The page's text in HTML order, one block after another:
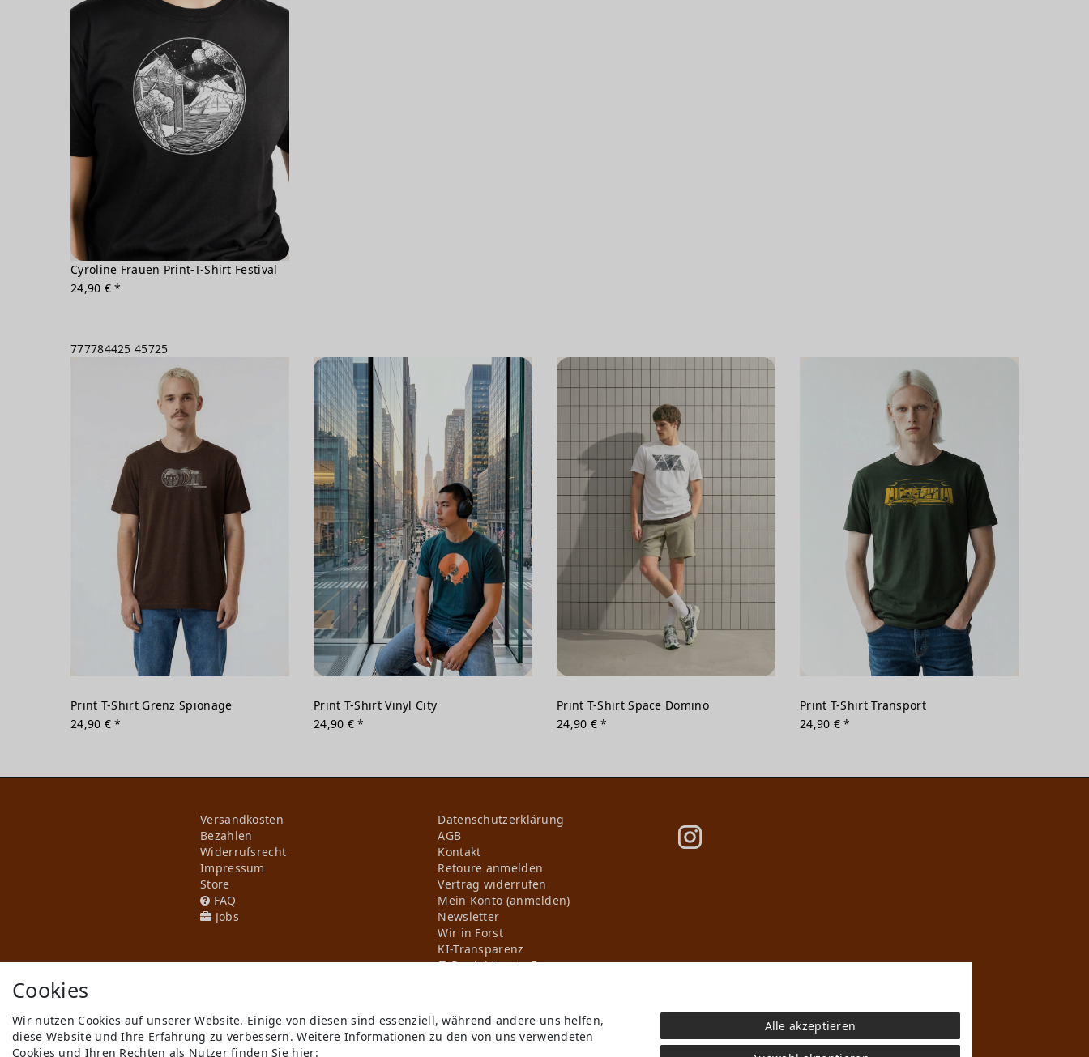
Cyroline Frauen Print-T-Shirt Festival
24,90 € *
777784425 45725
Print T-Shirt Grenz Spionage
24,90 € *
Print T-Shirt Vinyl City
24,90 € *
Print T-Shirt Space Domino
24,90 € *
Print T-Shirt Transport
24,90 € *
Versandkosten
Bezahlen
Widerrufs­recht
Impressum
Store
FAQ
Jobs
Daten­schutz­erklärung
AGB
Kontakt
Retoure anmelden
Vertrag widerrufen
Mein Konto (anmelden)
Newsletter
Wir in Forst
KI-Transparenz
Produktion in Europa
* Alle Preise inkl. ges. MwSt. zzgl. Versandkosten
** gilt für Lieferungen innerhalb Deutschlands, Lieferzeiten für andere Länder entnehmen Sie bitte der Schaltfläche mit den Versandinformationen.
© Copyright 2026 Cyroline Textil GmbH. Alle Rechte vorbehalten.
Digitale Kreativität und KI-gestützte Visualisierung sind Teil der kreativen Arbeit von
Cookies
Wir nutzen Cookies auf unserer Website. Einige von diesen sind essenziell, während andere uns helfen,
diese Website und Ihre Erfahrung zu verbessern. Weitere Informationen zu den von uns verwendeten
Cookies und Ihren Rechten als Nutzer finden Sie hier:
Alle akzeptieren